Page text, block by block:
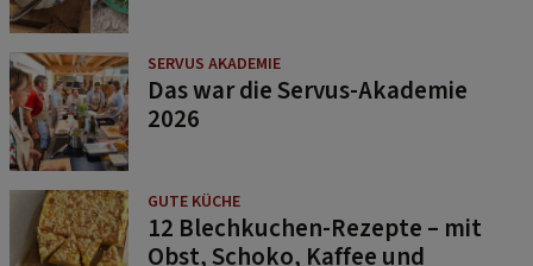
SERVUS AKADEMIE
Das war die Servus-Akademie
2026
GUTE KÜCHE
12 Blechkuchen-Rezepte – mit
Obst, Schoko, Kaffee und